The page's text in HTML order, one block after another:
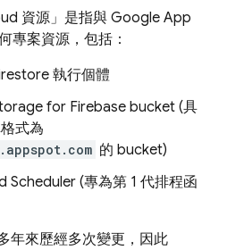
資源」 是指與 Google App
專案資源，包括：
執行個體
for Firebase bucket (具
式為
.appspot.com 的 bucket)
Scheduler (專為第 1 代排程函
年來歷經多次變更，因此